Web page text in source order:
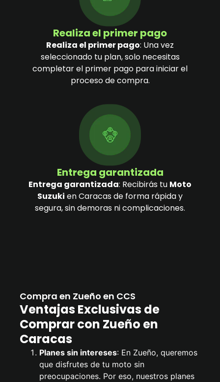
Realiza el primer pago
Realiza el primer pago: Una vez
seleccionado tu plan, solo necesitas
completar el primer pago para iniciar el
proceso de compra.
Entrega garantizada
Entrega garantizada: Recibirás tu Moto
Suzuki en Caracas de forma rápida y
segura, sin demoras ni complicaciones.
Compra en Zueño en CCS
Ventajas Exclusivas de
Comprar con Zueño en
Caracas
Planes sin intereses: En Zueño, queremos
que disfrutes de tu moto sin
preocupaciones. Por eso, nuestros planes